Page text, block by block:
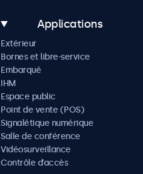
Applications
Extérieur
Bornes et libre-service
Embarqué
IHM
Espace public
Point de vente (POS)
Signalétique numérique
Salle de conférence
Vidéosurveillance
Contrôle d’accès